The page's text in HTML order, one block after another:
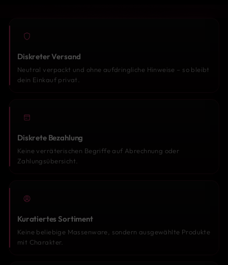
Diskreter Versand
Neutral verpackt und ohne aufdringliche Hinweise – so bleibt
dein Einkauf privat.
Diskrete Bezahlung
Keine verräterischen Begriffe auf Abrechnung oder
Zahlungsübersicht.
Kuratiertes Sortiment
Keine beliebige Massenware, sondern ausgewählte Produkte
mit Charakter.